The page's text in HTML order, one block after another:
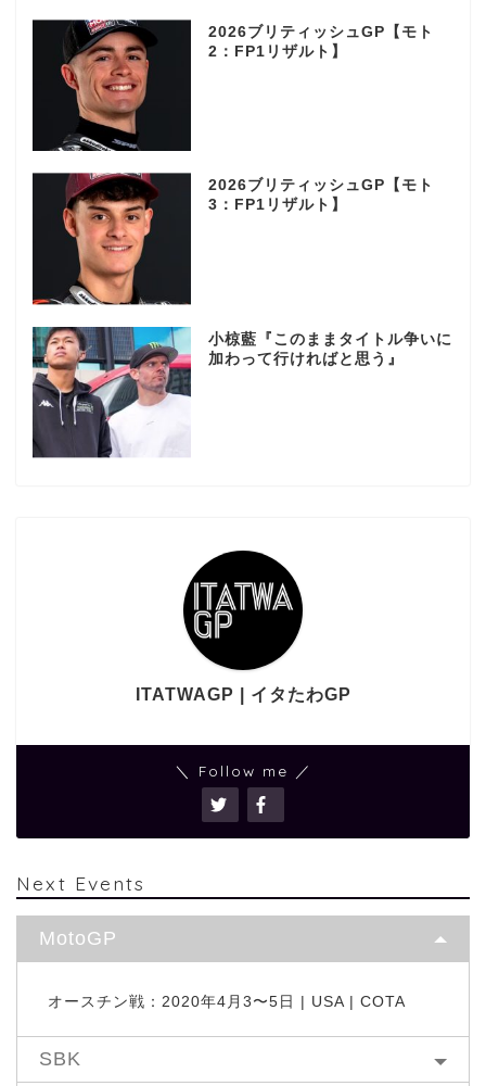
2026ブリティッシュGP【モト
2：FP1リザルト】
2026ブリティッシュGP【モト
3：FP1リザルト】
小椋藍『このままタイトル争いに
加わって行ければと思う』
ITATWAGP | イタたわGP
＼ Follow me ／
Next Events
MotoGP
オースチン戦：2020年4月3〜5日 | USA | COTA
SBK